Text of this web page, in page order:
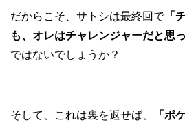
だからこそ、サトシは最終回で「
も、オレはチャレンジャーだと思
ではないでしょうか？
そして、これは裏を返せば、
「ポ